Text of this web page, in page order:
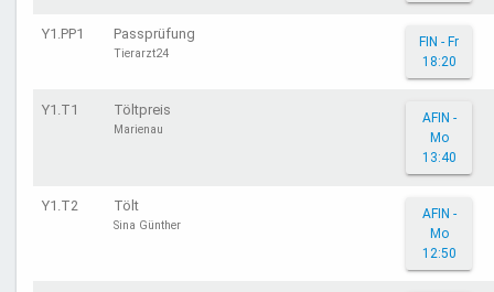
Y1.PP1 Passprüfung
Tierarzt24
FIN - Fr
18:20
Y1.T1 Töltpreis
Marienau
AFIN -
Mo
13:40
Y1.T2 Tölt
Sina Günther
AFIN -
Mo
12:50